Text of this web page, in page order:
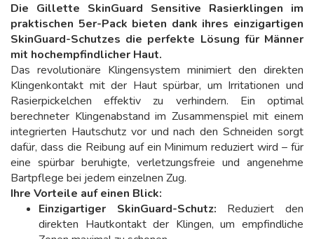
Die Gillette SkinGuard Sensitive Rasierklingen im
praktischen 5er-Pack bieten dank ihres einzigartigen
SkinGuard-Schutzes die perfekte Lösung für Männer
mit hochempfindlicher Haut.
Das revolutionäre Klingensystem minimiert den direkten
Klingenkontakt mit der Haut spürbar, um Irritationen und
Rasierpickelchen effektiv zu verhindern. Ein optimal
berechneter Klingenabstand im Zusammenspiel mit einem
integrierten Hautschutz vor und nach den Schneiden sorgt
dafür, dass die Reibung auf ein Minimum reduziert wird – für
eine spürbar beruhigte, verletzungsfreie und angenehme
Bartpflege bei jedem einzelnen Zug.
Ihre Vorteile auf einen Blick:
Einzigartiger SkinGuard-Schutz: Reduziert den
direkten Hautkontakt der Klingen, um empfindliche